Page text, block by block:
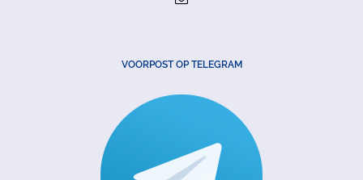
VOORPOST OP TELEGRAM